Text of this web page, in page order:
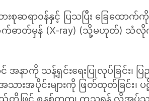
စုဆရာ၀န်နှင့် ပြသပြီး ခြေထော
ောက်ဓာတ်မှန် (X-ray) (သို့မဟုတ်) သံ
ကို သန့်ရှင်းရေးပြုလုပ်ခြင်း၊ ပြည်မ
ားအပိုင်းများကို ဖြတ်ထုတ်ခြင်း၊ ပ
စသည်တို့ဖြင့် စနစ်တကျ ကုသရန် လိုအပ်